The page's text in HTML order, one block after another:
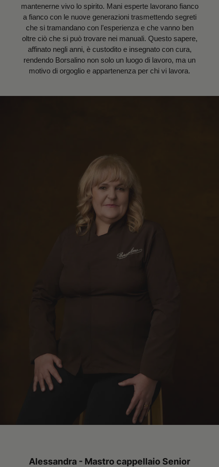
mantenerne vivo lo spirito. Mani esperte lavorano fianco
a fianco con le nuove generazioni trasmettendo segreti
che si tramandano con l’esperienza e che vanno ben
oltre ciò che si può trovare nei manuali. Questo sapere,
affinato negli anni, è custodito e insegnato con cura,
rendendo Borsalino non solo un luogo di lavoro, ma un
motivo di orgoglio e appartenenza per chi vi lavora.
Alessandra - Mastro cappellaio Senior